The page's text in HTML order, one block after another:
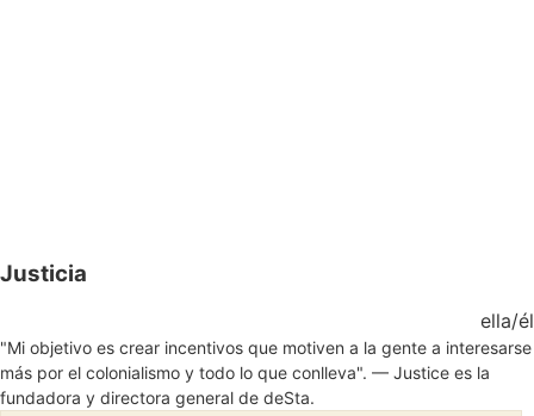
Justicia
ella/él
"Mi objetivo es crear incentivos que motiven a la gente a interesarse
más por el colonialismo y todo lo que conlleva". — Justice es la
fundadora y directora general de deSta.